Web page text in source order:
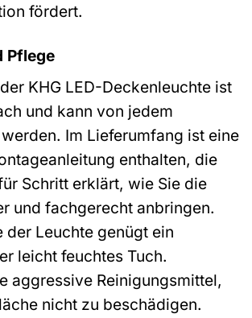
fördert.
Pflege
KHG LED-Deckenleuchte ist
und kann von jedem
Im Lieferumfang ist eine
enthalten, die
Schritt erklärt, wie Sie die
und fachgerecht anbringen.
der Leuchte genügt ein
leicht feuchtes Tuch.
aggressive Reinigungsmittel,
nicht zu beschädigen.